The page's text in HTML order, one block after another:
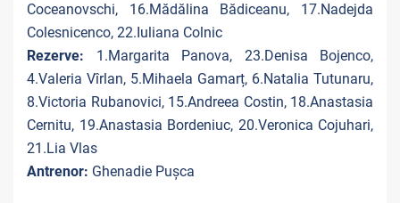
Coceanovschi, 16.Mădălina Bădiceanu, 17.Nadejda
Colesnicenco, 22.Iuliana Colnic
Rezerve: 1.Margarita Panova, 23.Denisa Bojenco,
4.Valeria Vîrlan, 5.Mihaela Gamarț, 6.Natalia Tutunaru,
8.Victoria Rubanovici, 15.Andreea Costin, 18.Anastasia
Cernitu, 19.Anastasia Bordeniuc, 20.Veronica Cojuhari,
21.Lia Vlas
Antrenor: Ghenadie Pușca